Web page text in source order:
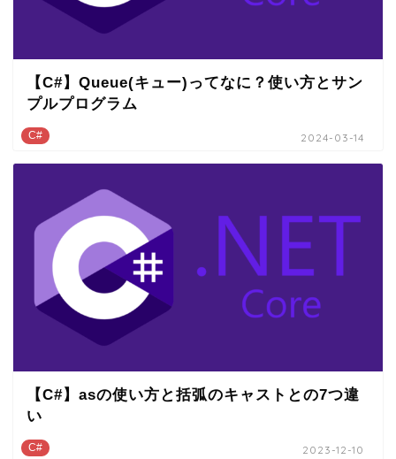
C#
【C#】Queue(キュー)ってなに？使い方とサン
プルプログラム
2024-03-14
C#
【C#】asの使い方と括弧のキャストとの7つ違
い
2023-12-10